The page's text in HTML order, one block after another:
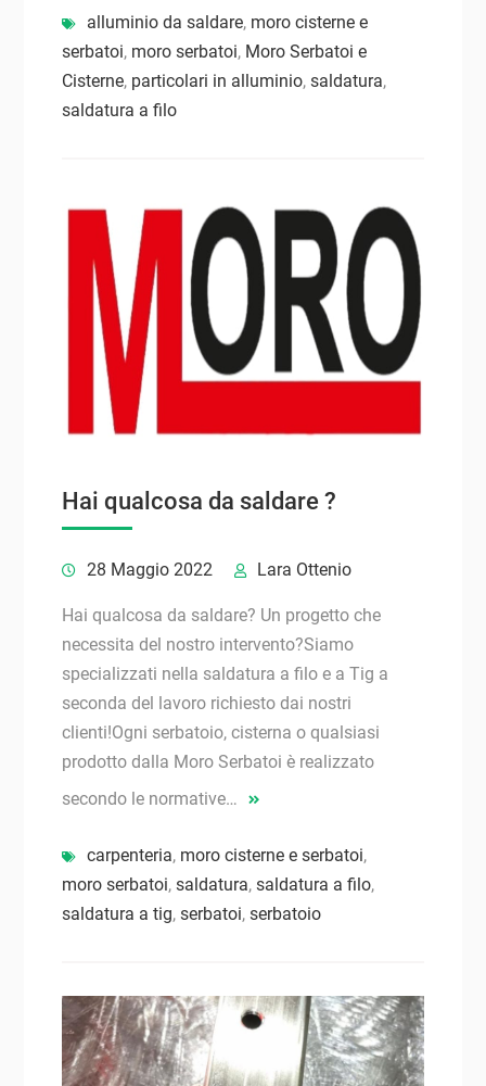
alluminio da saldare, moro cisterne e
serbatoi, moro serbatoi, Moro Serbatoi e
Cisterne, particolari in alluminio, saldatura,
saldatura a filo
Hai qualcosa da saldare ?
28 Maggio 2022 Lara Ottenio
Hai qualcosa da saldare? Un progetto che
necessita del nostro intervento?Siamo
specializzati nella saldatura a filo e a Tig a
seconda del lavoro richiesto dai nostri
clienti!Ogni serbatoio, cisterna o qualsiasi
prodotto dalla Moro Serbatoi è realizzato
secondo le normative…
carpenteria, moro cisterne e serbatoi,
moro serbatoi, saldatura, saldatura a filo,
saldatura a tig, serbatoi, serbatoio